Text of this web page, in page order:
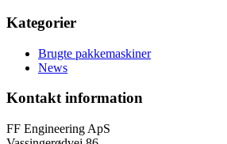
Kategorier
Brugte pakkemaskiner
News
Kontakt information
FF Engineering ApS